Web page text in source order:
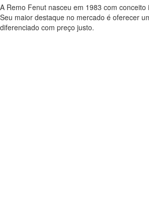
A Remo Fenut nasceu em 1983 com
Seu maior destaque no mercado é oferecer
diferenciado com preço justo.